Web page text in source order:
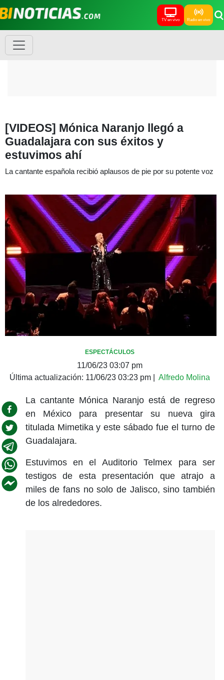
TV en vivo Radio en vivo
[VIDEOS] Mónica Naranjo llegó a
Guadalajara con sus éxitos y
estuvimos ahí
La cantante española recibió aplausos de pie por su potente voz
ESPECTÁCULOS
11/06/23 03:07 pm
Última actualización: 11/06/23 03:23 pm| Alfredo Molina
La cantante Mónica Naranjo está de regreso
en México para presentar su nueva gira
titulada Mimetika y este sábado fue el turno de
Guadalajara.
Estuvimos en el Auditorio Telmex para ser
testigos de esta presentación que atrajo a
miles de fans no solo de Jalisco, sino también
de los alrededores.